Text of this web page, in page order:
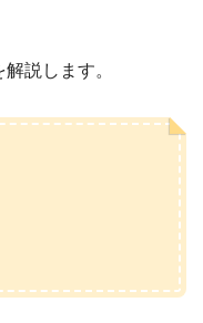
説します。